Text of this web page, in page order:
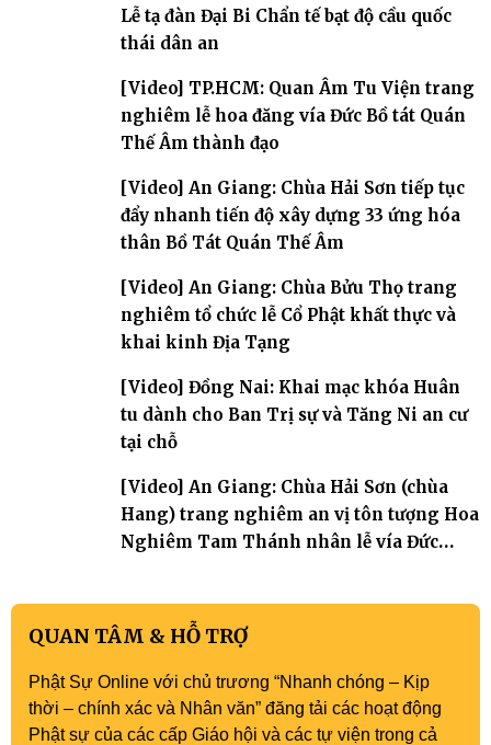
Lễ tạ đàn Đại Bi Chẩn tế bạt độ cầu quốc
thái dân an
[Video] TP.HCM: Quan Âm Tu Viện trang
nghiêm lễ hoa đăng vía Đức Bồ tát Quán
Thế Âm thành đạo
[Video] An Giang: Chùa Hải Sơn tiếp tục
đẩy nhanh tiến độ xây dựng 33 ứng hóa
thân Bồ Tát Quán Thế Âm
[Video] An Giang: Chùa Bửu Thọ trang
nghiêm tổ chức lễ Cổ Phật khất thực và
khai kinh Địa Tạng
[Video] Đồng Nai: Khai mạc khóa Huân
tu dành cho Ban Trị sự và Tăng Ni an cư
tại chỗ
[Video] An Giang: Chùa Hải Sơn (chùa
Hang) trang nghiêm an vị tôn tượng Hoa
Nghiêm Tam Thánh nhân lễ vía Đức
QUAN TÂM & HỖ TRỢ
Phật Sự Online với chủ trương “Nhanh chóng – Kịp
thời – chính xác và Nhân văn” đăng tải các hoạt động
Phật sự của các cấp Giáo hội và các tự viện trong cả